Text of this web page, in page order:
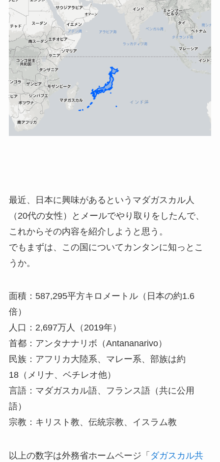
最近、日本に興味があるというマダガスカル人
（20代の女性）とメールでやり取りをしたんで、
これからその内容を紹介しようと思う。
でもまずは、この国についてカンタンに知っとこ
うか。
面積：587,295平方キロメートル（日本の約1.6
倍）
人口：2,697万人（2019年）
首都：アンタナナリボ（Antananarivo）
民族：アフリカ大陸系、マレー系、部族は約
18（メリナ、ベチレオ他）
言語：マダガスカル語、フランス語（共に公用
語）
宗教：キリスト教、伝統宗教、イスラム教
以上の数字は外務省ホームページ「 ダガスカル共